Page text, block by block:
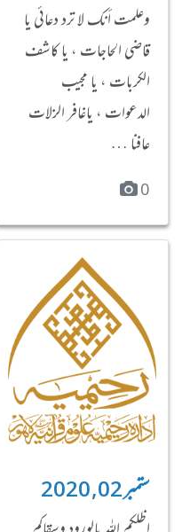
وعلمت أنك لا ترد دعائي يا
قاضي الحاجات ، يا كاشف
الكربات ، يا مجيب
الدعوات ، ياغافر الزلات
عافنا …
0
ستمبر 02, 2020